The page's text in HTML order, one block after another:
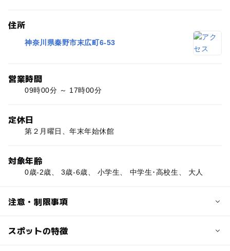
住所
神奈川県秦野市末広町6-53
営業時間
09時00分 ～ 17時00分
定休日
第２月曜日、年末年始休館
対象年齢
0歳-2歳、 3歳-6歳、 小学生、 中学生･高校生、 大人
注意・制限事項
図書スペース:◯
スポットの特徴